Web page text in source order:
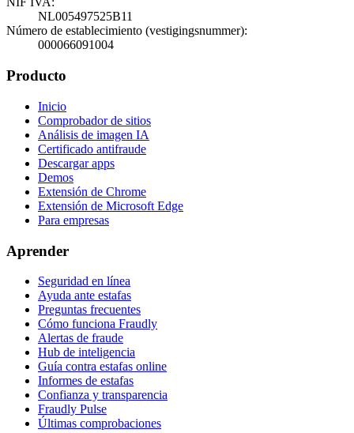
NL005497525B11
Número de establecimiento (vestigingsnummer):
000066091004
Producto
Inicio
Comprobador de sitios
Análisis de imagen IA
Certificado antifraude
Descargar apps
Demos
Extensión de Chrome
Extensión de Microsoft Edge
Para empresas
Aprender
Seguridad en línea
Ayuda ante estafas
Preguntas frecuentes
Cómo funciona Fraudly
Alertas de fraude
Hub de inteligencia
Guía contra estafas online
Informes de estafas
Confianza y transparencia
Fraudly Pulse
Últimas comprobaciones